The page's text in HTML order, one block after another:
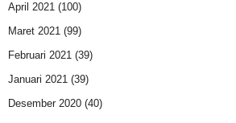
April 2021 (100)
Maret 2021 (99)
Februari 2021 (39)
Januari 2021 (39)
Desember 2020 (40)